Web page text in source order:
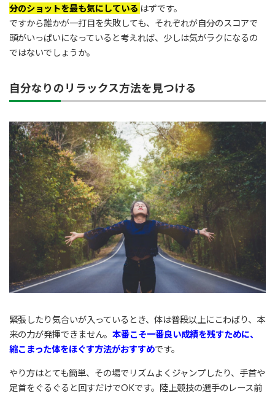
分のショットを最も気にしている はずです。
ですから誰かが一打目を失敗しても、それぞれが自分のスコアで
頭がいっぱいになっていると考えれば、少しは気がラクになるの
ではないでしょうか。
自分なりのリラックス方法を見つける
緊張したり気合いが入っているとき、体は普段以上にこわばり、本
来の力が発揮できません。 本番こそ一番良い成績を残すために、
縮こまった体をほぐす方法がおすすめです。
やり方はとても簡単、その場でリズムよくジャンプしたり、手首や
足首をぐるぐると回すだけでOKです。陸上競技の選手のレース前